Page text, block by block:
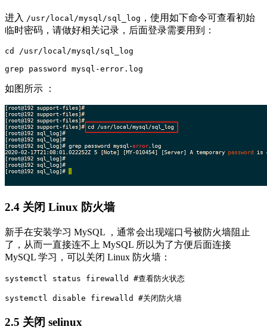
进入 /usr/local/mysql/sql_log ，使用如下命令可查看初始
临时密码，请做好相关记录，后面登录需要用到：
cd /usr/local/mysql/sql_log
如图所示 ：
2.4 关闭 Linux 防火墙
新手在安装学习 MySQL ，通常会出现端口号被防火墙阻止
了，从而一直接连不上 MySQL 所以为了方便后面连接
MySQL 学习，可以关闭 Linux 防火墙：
systemctl status firewalld #查看防火状态
2.5 关闭 selinux